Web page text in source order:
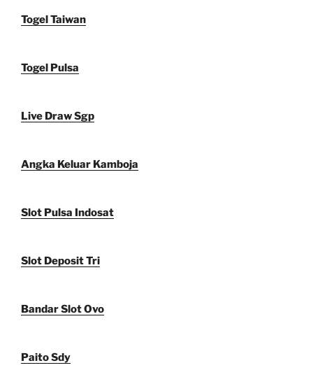
Togel Taiwan
Togel Pulsa
Live Draw Sgp
Angka Keluar Kamboja
Slot Pulsa Indosat
Slot Deposit Tri
Bandar Slot Ovo
Paito Sdy